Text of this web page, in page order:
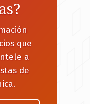
que
a
de